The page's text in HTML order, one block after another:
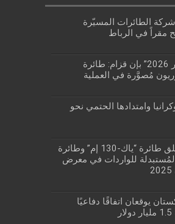
شركة الطائرات المسيّرة
مقراً في الرباط
تمرين “إعصار 2026” بإن قزام: طائرة
مُصوَّرة في العملية
وامتدادها الحتمي نحو
“روستيخ” تطلق طائرة “ياك-130 إم” وطائرة
للواردات في معرض
يوقعان اتفاقًا دفاعيًا